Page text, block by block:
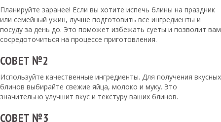
Планируйте заранее! Если вы хотите испечь блины на праздник
или семейный ужин, лучше подготовить все ингредиенты и
посуду за день до. Это поможет избежать суеты и позволит вам
сосредоточиться на процессе приготовления.
СОВЕТ №2
Используйте качественные ингредиенты. Для получения вкусных
блинов выбирайте свежие яйца, молоко и муку. Это
значительно улучшит вкус и текстуру ваших блинов.
СОВЕТ №3